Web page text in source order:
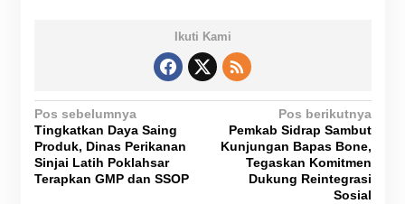
Ikuti Kami
N
a
v
Pos sebelumnya
Tingkatkan Daya Saing
Produk, Dinas Perikanan
Sinjai Latih Poklahsar
Terapkan GMP dan SSOP
Pos berikutnya
Pemkab Sidrap Sambut
Kunjungan Bapas Bone,
Tegaskan Komitmen
Dukung Reintegrasi
Sosial